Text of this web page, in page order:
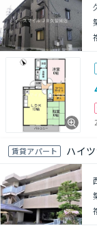
賃貸アパート ハイ